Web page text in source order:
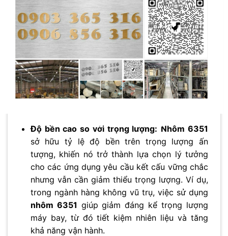
lựa chọn thay thế khác. Nhôm 6351, một hợp
kim nhôm kỹ thuật cao, mang lại nhiều lợi ích
vượt trội, nhưng đồng thời cũng tồn tại một số
hạn chế nhất định cần được xem xét. Hiểu rõ
nhữngưu và nhược điểmnày giúp kỹ sư và nhà
thiết kế đưa ra quyết định sáng suốt, đảm bảo
hiệu quả và độ bền của sản phẩm cuối cùng.
Độ bền cao so với trọng lượng: Nhôm 6351
sở hữu tỷ lệ độ bền trên trọng lượng ấn
tượng, khiến nó trở thành lựa chọn lý tưởng
cho các ứng dụng yêu cầu kết cấu vững chắc
nhưng vẫn cần giảm thiểu trọng lượng. Ví dụ,
trong ngành hàng không vũ trụ, việc sử dụng
nhôm 6351 giúp giảm đáng kể trọng lượng
máy bay, từ đó tiết kiệm nhiên liệu và tăng
khả năng vận hành.
No thanks, I’m not interested!